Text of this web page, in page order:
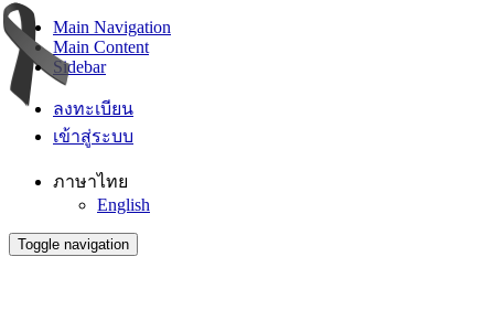
Main Navigation
Main Content
Sidebar
ลงทะเบียน
เข้าสู่ระบบ
ภาษาไทย
English
Toggle navigation